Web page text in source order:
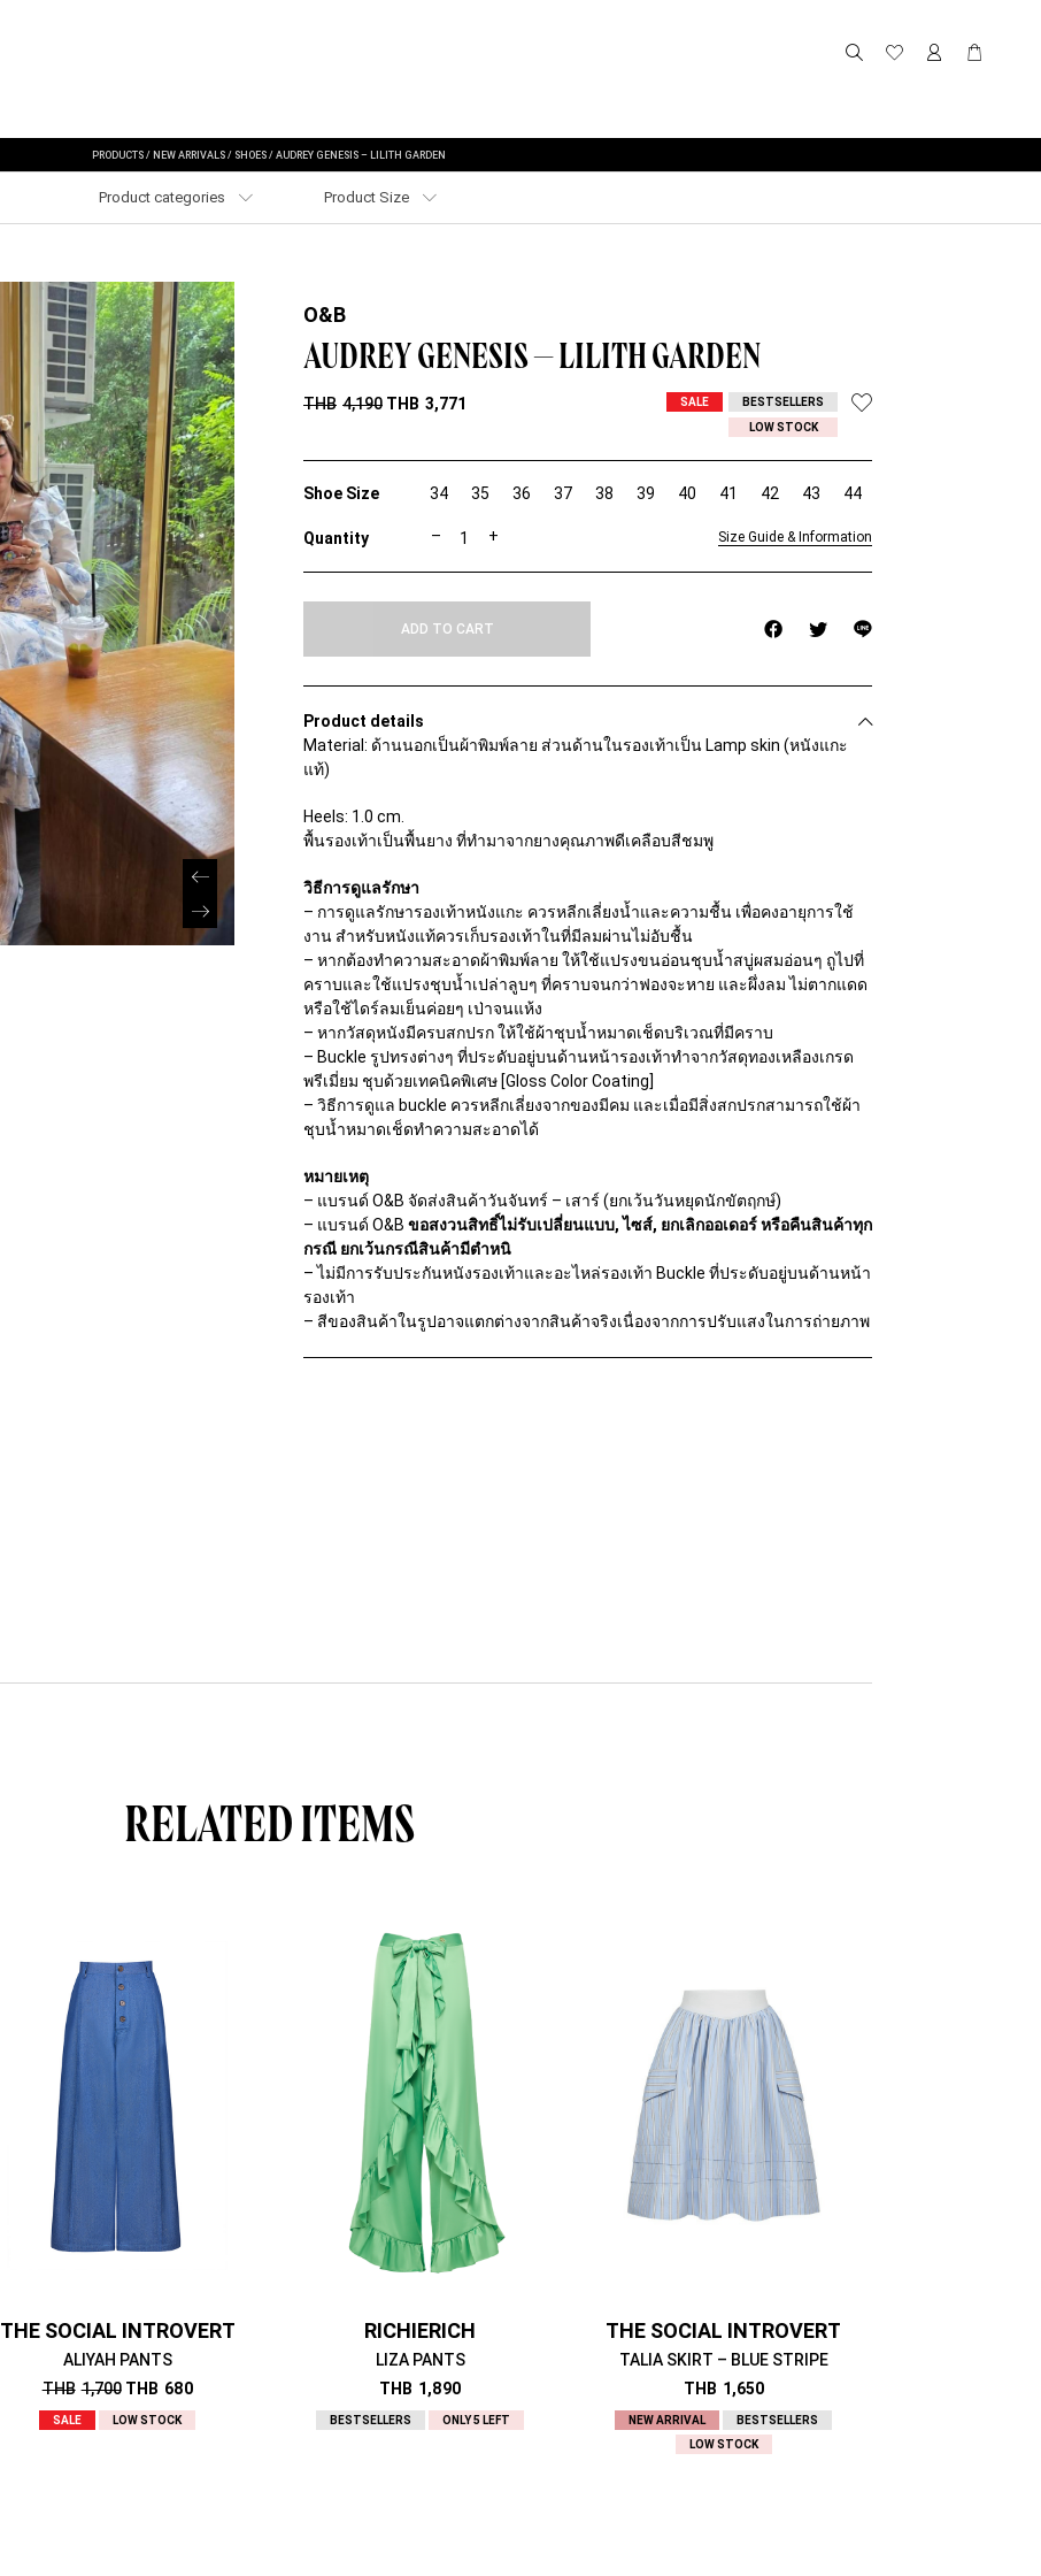
PRODUCTS / NEW ARRIVALS / SHOES / AUDREY GENESIS – LILITH GARDEN
Product categories Product Size
O&B
AUDREY GENESIS – LILITH GARDEN
THB 4,190 THB 3,771 SALE
BESTSELLERS
LOW STOCK
Shoe Size 34 35 36 37 38 39 40 41 42 43 44
A
D
Y
N
I
L
H
G
A
R
D
E
q
u
a
n
i
– + Size Guide & Information
ADD TO CART
Product details
Material: ด้านนอกเป็นผ้าพิมพ์ลาย ส่วนด้านในรองเท้าเป็น Lamp skin (หนังแกะ
แท้)
Heels: 1.0 cm.
พื้นรองเท้าเป็นพื้นยาง ที่ทำมาจากยางคุณภาพดีเคลือบสีชมพู
วิธีการดูแลรักษา
– การดูแลรักษารองเท้าหนังแกะ ควรหลีกเลี่ยงน้ำและความชื้น เพื่อคงอายุการใช้
งาน สำหรับหนังแท้ควรเก็บรองเท้าในที่มีลมผ่านไม่อับชื้น
– หากต้องทำความสะอาดผ้าพิมพ์ลาย ให้ใช้แปรงขนอ่อนชุบน้ำสบู่ผสมอ่อนๆ ถูไปที่
คราบและใช้แปรงชุบน้ำเปล่าลูบๆ ที่คราบจนกว่าฟองจะหาย และผึ่งลม ไม่ตากแดด
หรือใช้ไดร์ลมเย็นค่อยๆ เป่าจนแห้ง
– หากวัสดุหนังมีครบสกปรก ให้ใช้ผ้าชุบน้ำหมาดเช็ดบริเวณที่มีคราบ
– Buckle รูปทรงต่างๆ ที่ประดับอยู่บนด้านหน้ารองเท้าทำจากวัสดุทองเหลืองเกรด
พรีเมี่ยม ชุบด้วยเทคนิคพิเศษ [Gloss Color Coating]
– วิธีการดูแล buckle ควรหลีกเลี่ยงจากของมีคม และเมื่อมีสิ่งสกปรกสามารถใช้ผ้า
ชุบน้ำหมาดเช็ดทำความสะอาดได้
หมายเหตุ
– แบรนด์ O&B จัดส่งสินค้าวันจันทร์ – เสาร์ (ยกเว้นวันหยุดนักขัตฤกษ์)
– แบรนด์ O&B ขอสงวนสิทธิ์ไม่รับเปลี่ยนแบบ, ไซส์, ยกเลิกออเดอร์ หรือคืนสินค้าทุก
กรณี ยกเว้นกรณีสินค้ามีตำหนิ
– ไม่มีการรับประกันหนังรองเท้าและอะไหล่รองเท้า Buckle ที่ประดับอยู่บนด้านหน้า
รองเท้า
– สีของสินค้าในรูปอาจแตกต่างจากสินค้าจริงเนื่องจากการปรับแสงในการถ่ายภาพ
RELATED ITEMS
THE SOCIAL INTROVERT
ALIYAH PANTS
THB 1,700 THB 680
SALE LOW STOCK
RICHIERICH
LIZA PANTS
THB 1,890
BESTSELLERS ONLY 5 LEFT
THE SOCIAL INTROVERT
TALIA SKIRT – BLUE STRIPE
THB 1,650
NEW ARRIVAL
BESTSELLERS
LOW STOCK